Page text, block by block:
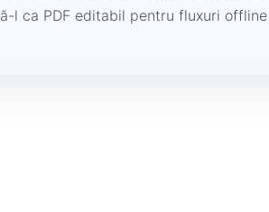
l ca PDF editabil pentru fluxuri